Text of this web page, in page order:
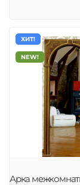
ХИТ!
NEW!
Арка